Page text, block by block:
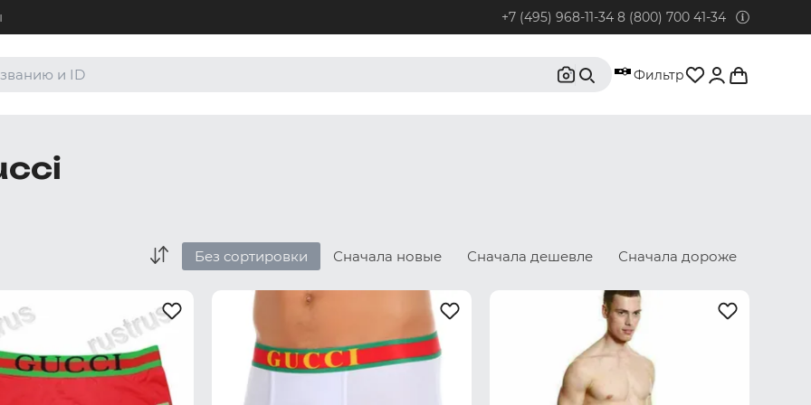
+7 (495) 968-11-34 8 (800) 700 41-34
По любым интересующим вопросам
Фильтр
Без сортировки Сначала новые Сначала дешевле Сначала дороже